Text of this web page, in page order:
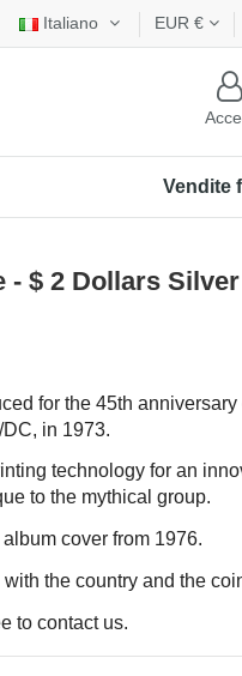
Italiano EUR €
Vendite
- $ 2 Dollars
for the 45th
in 1973.
technology for an
to the mythical group.
cover from 1976.
the country and the
to contact us.